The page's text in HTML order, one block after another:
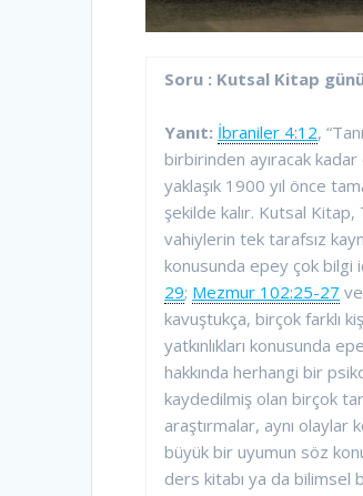
Soru : Kutsal Kitap
Yanıt: İbraniler 4:12,
birbirinden ayıracak
yaklaşık 1900 yıl önce
şekilde kalır. Kutsal Kitap,
vahiylerin tek tarafsız
konusunda epey çok bilgi
29; Mezmur 102:25-27 ve
kavuştukça, birçok farklı
yatkınlıkları konusunda
hakkında herhangi bir
kaydedilmiş olan birçok
araştırmalar, aynı olaylar
büyük bir uyumun söz
ders kitabı ya da bilimsel